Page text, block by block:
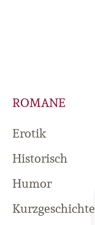
ROMANE
Erotik
Historisch
Humor
Kurzgeschichte